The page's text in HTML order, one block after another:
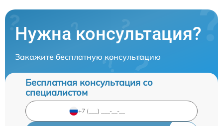
Нужна консультация?
Закажите бесплатную консультацию
Бесплатная консультация со
специалистом